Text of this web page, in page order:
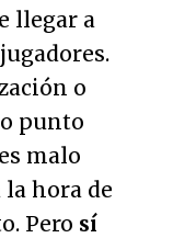
llegar a
o
punto
malo
hora de
Pero sí